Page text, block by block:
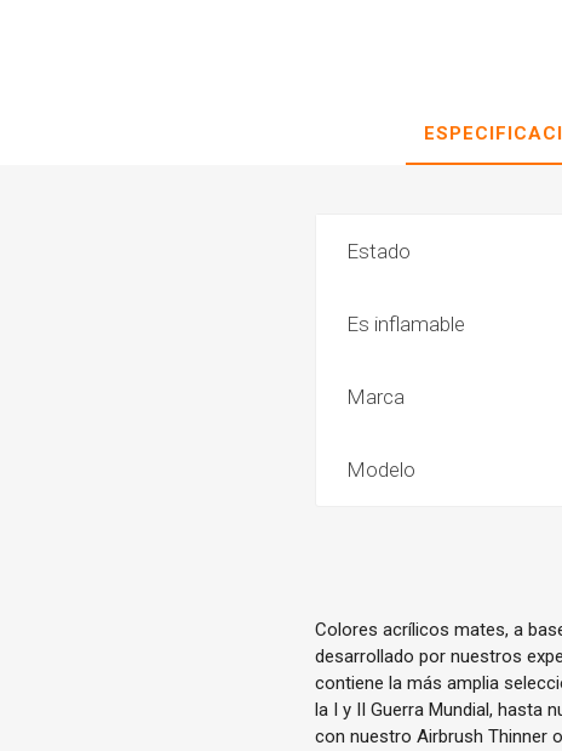
Estado
Es inflamable
Marca
Modelo
Colores acrílicos mates, a
desarrollado por nuestros
contiene la más amplia
la I y II Guerra Mundial, hasta
con nuestro Airbrush Thinner